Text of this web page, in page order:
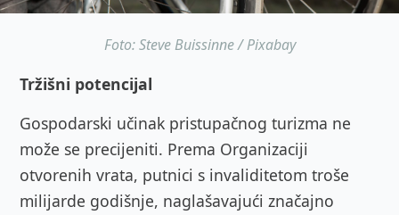
Foto: Steve Buissinne / Pixabay
Tržišni potencijal
Gospodarski učinak pristupačnog turizma ne
može se precijeniti. Prema Organizaciji
otvorenih vrata, putnici s invaliditetom troše
milijarde godišnje, naglašavajući značajno